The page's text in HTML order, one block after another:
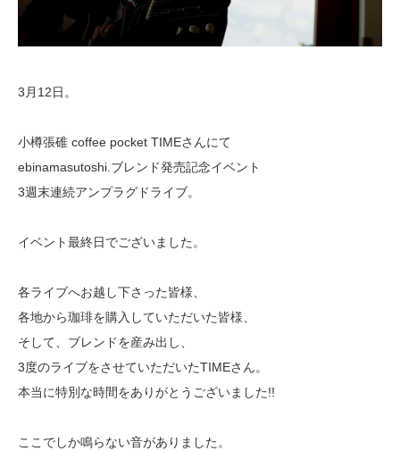
3月12日。
小樽張碓 coffee pocket TIMEさんにて
ebinamasutoshi.ブレンド発売記念イベント
3週末連続アンプラグドライブ。
イベント最終日でございました。
各ライブへお越し下さった皆様、
各地から珈琲を購入していただいた皆様、
そして、ブレンドを産み出し、
3度のライブをさせていただいたTIMEさん。
本当に特別な時間をありがとうございました!!
ここでしか鳴らない音がありました。